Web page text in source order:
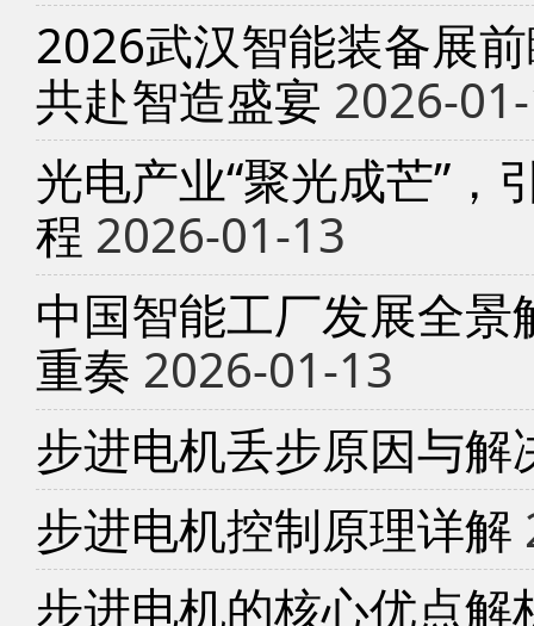
2026武汉智能装备展
共赴智造盛宴 2026-
光电产业“聚光成芒”，
程 2026-01-13
中国智能工厂发展全
重奏 2026-01-13
步进电机丢步原因与解
步进电机控制原理详解
步进电机的核心优点解